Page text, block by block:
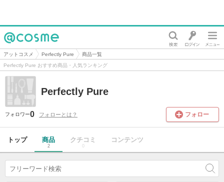
@cosme
アットコスメ Perfectly Pure
商品一覧
Perfectly Pure おすすめ商品・人気ランキング
Perfectly Pure
フォロワー0 フォローとは？ フォロー
トップ 商品
2
クチコミ
0
コンテンツ